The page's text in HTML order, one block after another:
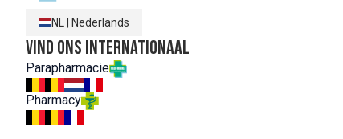
NL Nederlands
Vind ons internationaal
Parapharmacie
Pharmacy